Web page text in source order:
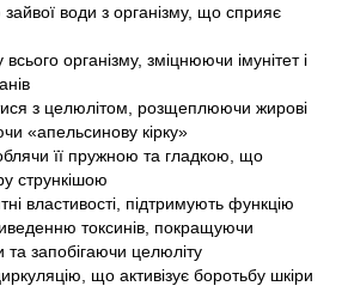
води з організму, що сприяє
організму, зміцнюючи імунітет і
з целюлітом, розщеплюючи жирові
«апельсинову кірку»
її пружною та гладкою, що
стрункішою
властивості, підтримують функцію
токсинів, покращуючи
та запобігаючи целюліту
що активізує боротьбу шкіри